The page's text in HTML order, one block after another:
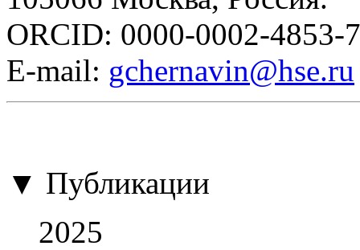
ORCID: 0000-0002-4853-
E-mail: gchernavin@hse.ru
▼ Публикации
2025